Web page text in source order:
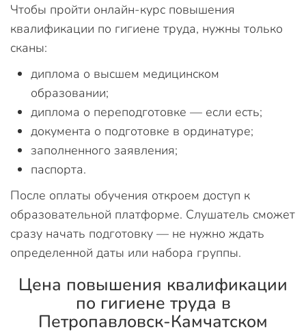
Чтобы пройти онлайн-курс повышения
квалификации по гигиене труда, нужны только
сканы:
диплома о высшем медицинском
образовании;
диплома о переподготовке — если есть;
документа о подготовке в ординатуре;
заполненного заявления;
паспорта.
После оплаты обучения откроем доступ к
образовательной платформе. Слушатель сможет
сразу начать подготовку — не нужно ждать
определенной даты или набора группы.
Цена повышения квалификации
по гигиене труда в
Петропавловск-Камчатском